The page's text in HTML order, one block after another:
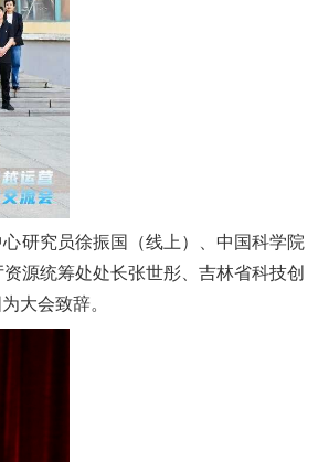
研究员徐振国（线上）、中国科学院
资源统筹处处长张世彤、吉林省科技创
大会致辞。